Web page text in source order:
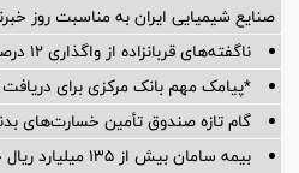
صنایع شیمیایی ایران به مناسبت روز
ناگفته‌های قربانزاده از واگذاری ۱۲ درصد هلدینگ خلیج فارس
*پیامک مهم بانک مرکزی برای
گام تازه صندوق تأمین خسارت‌های
بیمه سامان بیش